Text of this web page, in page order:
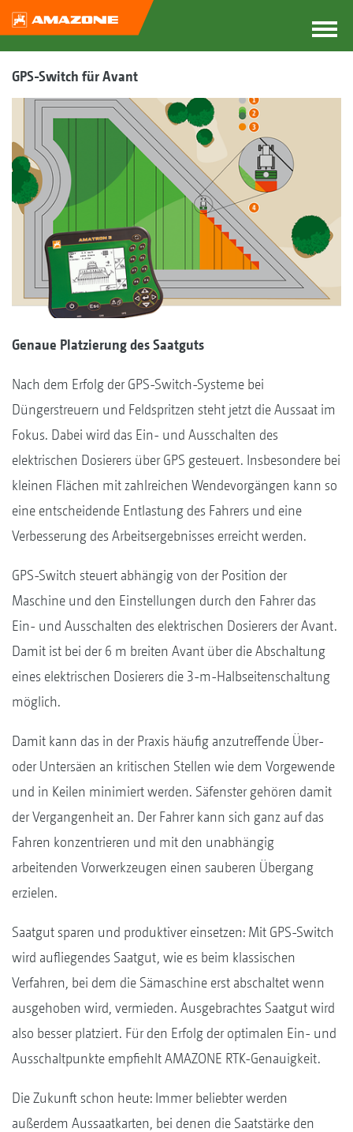
GPS-Switch für Avant
Genaue Platzierung des Saatguts
Nach dem Erfolg der GPS-Switch-Systeme bei
Düngerstreuern und Feldspritzen steht jetzt die Aussaat im
Fokus. Dabei wird das Ein- und Ausschalten des
elektrischen Dosierers über GPS gesteuert. Insbesondere bei
kleinen Flächen mit zahlreichen Wendevorgängen kann so
eine entscheidende Entlastung des Fahrers und eine
Verbesserung des Arbeitsergebnisses erreicht werden.
GPS-Switch steuert abhängig von der Position der
Maschine und den Einstellungen durch den Fahrer das
Ein- und Ausschalten des elektrischen Dosierers der Avant.
Damit ist bei der 6 m breiten Avant über die Abschaltung
eines elektrischen Dosierers die 3-m-Halbseitenschaltung
möglich.
Damit kann das in der Praxis häufig anzutreffende Über-
oder Untersäen an kritischen Stellen wie dem Vorgewende
und in Keilen minimiert werden. Säfenster gehören damit
der Vergangenheit an. Der Fahrer kann sich ganz auf das
Fahren konzentrieren und mit den unabhängig
arbeitenden Vorwerkzeugen einen sauberen Übergang
erzielen.
Saatgut sparen und produktiver einsetzen: Mit GPS-Switch
wird aufliegendes Saatgut, wie es beim klassischen
Verfahren, bei dem die Sämaschine erst abschaltet wenn
ausgehoben wird, vermieden. Ausgebrachtes Saatgut wird
also besser platziert. Für den Erfolg der optimalen Ein- und
Ausschaltpunkte empfiehlt AMAZONE RTK-Genauigkeit.
Die Zukunft schon heute: Immer beliebter werden
außerdem Aussaatkarten, bei denen die Saatstärke den